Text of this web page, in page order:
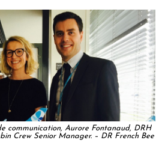
communication, Aurore Fontanaud, DRH
Crew Senior Manager. – DR French Bee